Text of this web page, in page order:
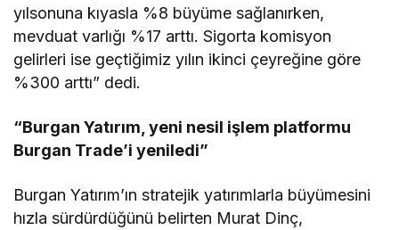
yılsonuna kıyasla %8 büyüme sağlanırken,
mevduat varlığı %17 arttı. Sigorta komisyon
gelirleri ise geçtiğimiz yılın ikinci çeyreğine göre
%300 arttı” dedi.
“Burgan Yatırım, yeni nesil işlem platformu
Burgan Trade’i yeniledi”
Burgan Yatırım’ın stratejik yatırımlarla büyümesini
hızla sürdürdüğünü belirten Murat Dinç,